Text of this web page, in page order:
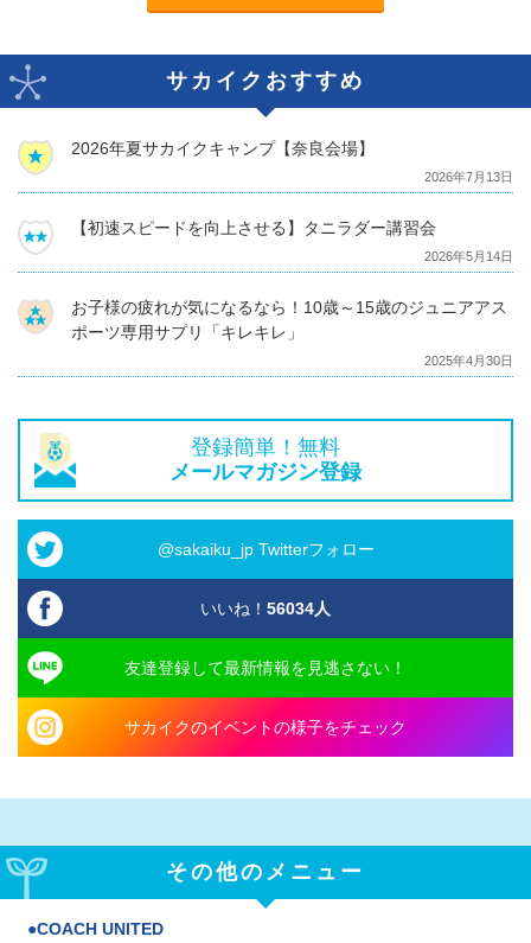
サカイクおすすめ
2026年夏サカイクキャンプ【奈良会場】
2026年7月13日
【初速スピードを向上させる】タニラダー講習会
2026年5月14日
お子様の疲れが気になるなら！10歳～15歳のジュニアアス
ポーツ専用サプリ「キレキレ」
2025年4月30日
登録簡単！無料
メールマガジン登録
@sakaiku_jp Twitterフォロー
いいね！ 56034人
友達登録して最新情報を見逃さない！
サカイクのイベントの様子をチェック
その他のメニュー
COACH UNITED